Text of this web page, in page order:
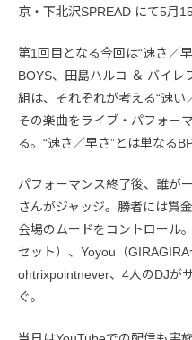
京・下北沢SPREAD にて5月
第1回目となる今回は“速さ／
BOYS、田島ハルコ ＆ バイレ
組は、それぞれが考える“速い
その楽曲をライブ・パフォー
る。“速さ／早さ”とは単なる
パフォーマンス終了後、誰が
さんがジャッジ。勝者には賞
会場のムードをコントロール
セット）、Yoyou（
ohtrixpointnever、4人のDJが
ぐ。